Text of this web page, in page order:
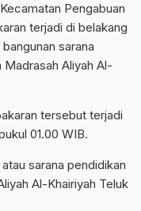
Pengabuan
terjadi di belakang
sarana
Aliyah Al-
tersebut terjadi
01.00 WIB.
sarana pendidikan
Al-Khairiyah Teluk